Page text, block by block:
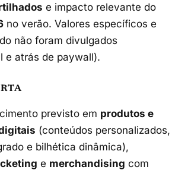
e impacto relevante do
no verão. Valores específicos e
não foram divulgados
e atrás de paywall).
previsto em produtos e
(conteúdos personalizados,
e bilhética dinâmica),
e merchandising com